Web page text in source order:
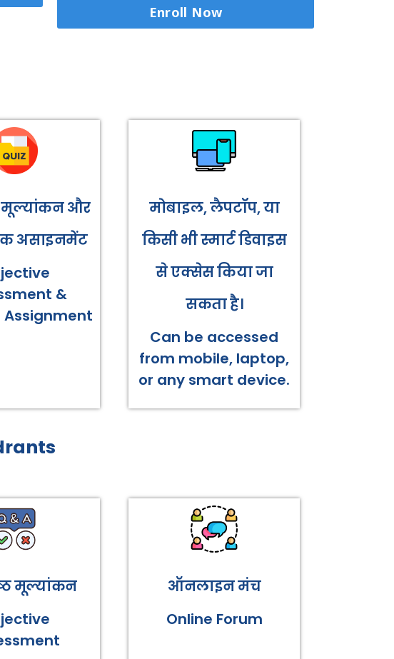
Enroll Now
मूल्यांकन और
असाइनमेंट
&
Assignment
मोबाइल, लैपटॉप, या
किसी भी स्मार्ट डिवाइस
से एक्सेस किया जा
सकता है।
Can be accessed
from mobile, laptop,
or any smart device.
मूल्यांकन
ऑनलाइन मंच
Online Forum